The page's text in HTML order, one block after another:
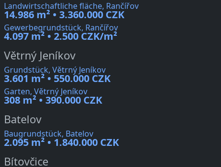
Landwirtschaftliche fläche, Rančířov
14.986 m² • 3.360.000 CZK
Gewerbegrundstück, Rančířov
4.097 m² • 2.500 CZK/m²
Větrný Jeníkov
Grundstück, Větrný Jeníkov
3.601 m² • 550.000 CZK
Garten, Větrný Jeníkov
308 m² • 390.000 CZK
Batelov
Baugrundstück, Batelov
2.095 m² • 1.840.000 CZK
Bítovčice